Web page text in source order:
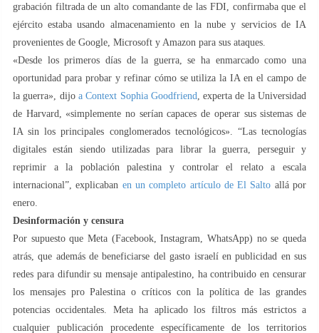
grabación filtrada de un alto comandante de las FDI, confirmaba que el
ejército estaba usando almacenamiento en la nube y servicios de IA
provenientes de Google, Microsoft y Amazon para sus ataques.
«Desde los primeros días de la guerra, se ha enmarcado como una
oportunidad para probar y refinar cómo se utiliza la IA en el campo de
la guerra», dijo a Context Sophia Goodfriend
, experta de la Universidad
de Harvard, «simplemente no serían capaces de operar sus sistemas de
IA sin los principales conglomerados tecnológicos». “Las tecnologías
digitales están siendo utilizadas para librar la guerra, perseguir y
reprimir a la población palestina y controlar el relato a escala
internacional”, explicaban en un completo artículo de El Salto allá por
enero.
Desinformación y censura
Por supuesto que Meta (Facebook, Instagram, WhatsApp) no se queda
atrás, que además de beneficiarse del gasto israelí en publicidad en sus
redes para difundir su mensaje antipalestino, ha contribuido en censurar
los mensajes pro Palestina o críticos con la política de las grandes
potencias occidentales. Meta ha aplicado los filtros más estrictos a
cualquier publicación procedente específicamente de los territorios